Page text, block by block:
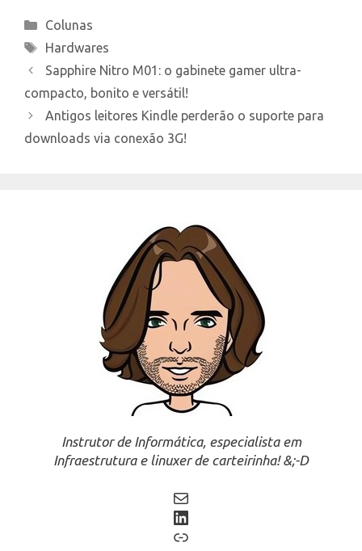
Categories
Colunas
Tags
Hardwares
Sapphire Nitro M01: o gabinete gamer ultra-
compacto, bonito e versátil!
Antigos leitores Kindle perderão o suporte para
downloads via conexão 3G!
Instrutor de Informática, especialista em
Infraestrutura e linuxer de carteirinha! &;-D
Mail
LinkedIn
Link